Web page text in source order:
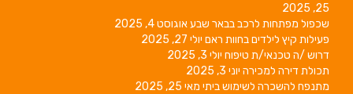
25, 2025
שכפול מפתחות לרכב בבאר שבעאוגוסט 4, 2025
פעילות קיץ לילדים בחוות ראם יולי 27, 2025
דרוש /ה טכנאי/ת טיפוח יולי 3, 2025
תכולת דירה למכירה יוני 3, 2025
מתנפח להשכרה לשימוש ביתי מאי 25, 2025